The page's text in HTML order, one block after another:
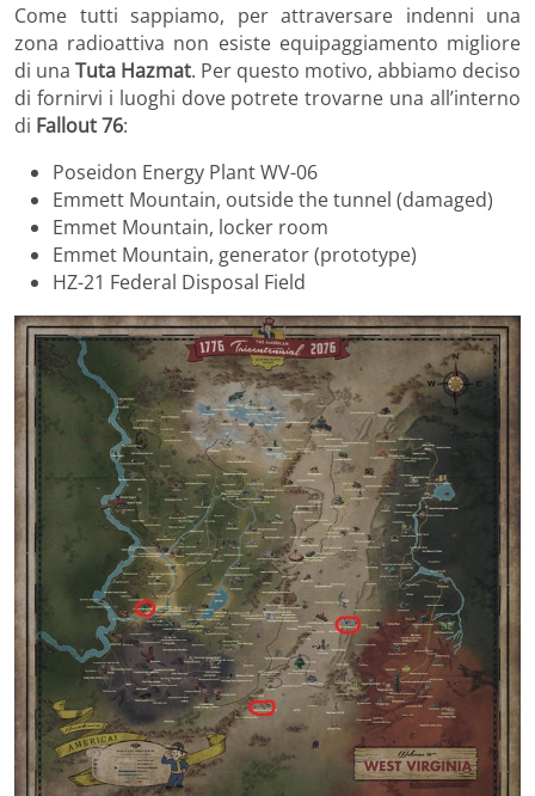
Come tutti sappiamo, per attraversare indenni una
zona radioattiva non esiste equipaggiamento migliore
di una Tuta Hazmat. Per questo motivo, abbiamo deciso
di fornirvi i luoghi dove potrete trovarne una all’interno
di Fallout 76:
Poseidon Energy Plant WV-06
Emmett Mountain, outside the tunnel (damaged)
Emmet Mountain, locker room
Emmet Mountain, generator (prototype)
HZ-21 Federal Disposal Field